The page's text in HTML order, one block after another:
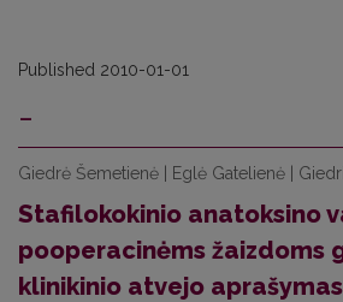
Published 2010-01-01
-
Giedrė Šemetienė | Eglė Gatelienė |
Stafilokokinio anatoksino
pooperacinėms žaizdoms
klinikinio atvejo aprašymas